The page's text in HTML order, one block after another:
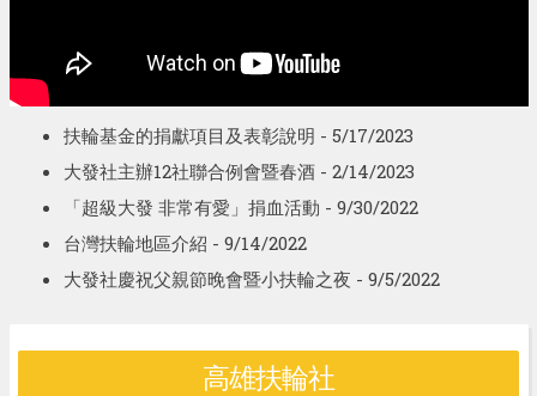
扶輪基金的捐獻項目及表彰說明 - 5/17/2023
大發社主辦12社聯合例會暨春酒- 2/14/2023
「超級大發 非常有愛」捐血活動 - 9/30/2022
台灣扶輪地區介紹 - 9/14/2022
大發社慶祝父親節晚會暨小扶輪之夜 - 9/5/2022
高雄扶輪社